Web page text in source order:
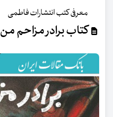
معرفی کتب انتشارات فاطمی
کتاب برادر مزاحم من